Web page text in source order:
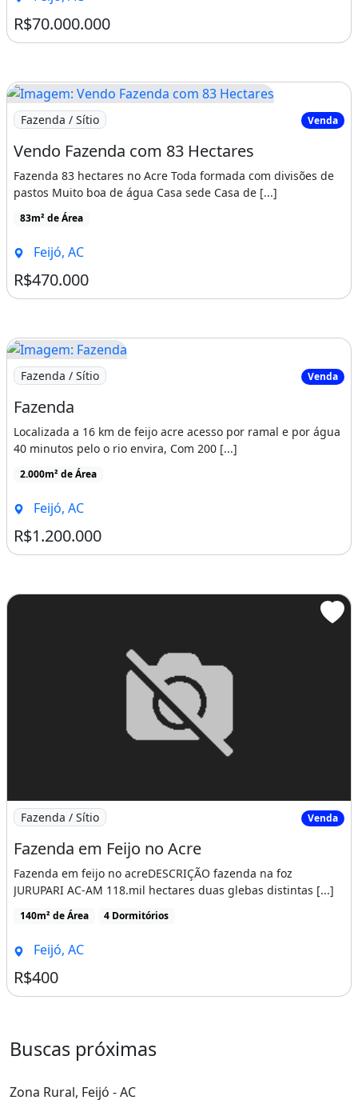
R$70.000.000
Imagem: Vendo Fazenda com 83 Hectares
Fazenda / Sítio Venda
Vendo Fazenda com 83 Hectares
Fazenda 83 hectares no Acre Toda formada com divisões de
pastos Muito boa de água Casa sede Casa de [...]
83m² de Área
Feijó, AC
R$470.000
Imagem: Fazenda
Fazenda / Sítio Venda
Fazenda
Localizada a 16 km de feijo acre acesso por ramal e por água
40 minutos pelo o rio envira, Com 200 [...]
2.000m² de Área
Feijó, AC
R$1.200.000
Imagem: Fazenda em Feijo no Acre
Fazenda / Sítio Venda
Fazenda em Feijo no Acre
Fazenda em feijo no acreDESCRIÇÃO fazenda na foz
JURUPARI AC-AM 118.mil hectares duas glebas distintas [...]
140m² de Área 4 Dormitórios
Feijó, AC
R$400
Buscas próximas
Zona Rural, Feijó - AC